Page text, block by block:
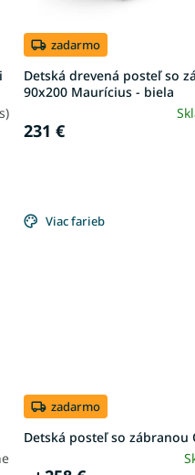
zadarmo
Detská drevená posteľ so
90x200 Maurícius - biela
231 €
Viac farieb
zadarmo
Detská posteľ so zábranou